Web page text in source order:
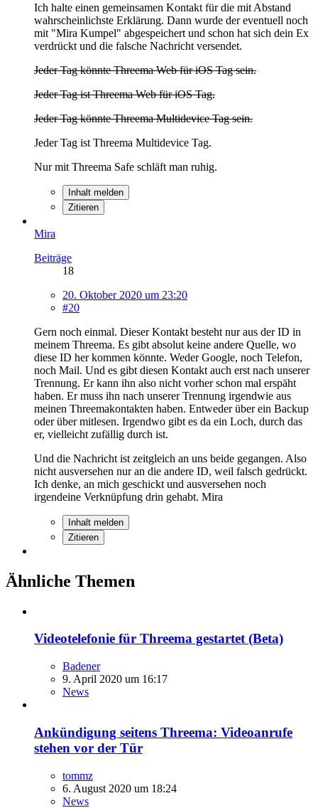
Ich halte einen gemeinsamen Kontakt für die mit Abstand
wahrscheinlichste Erklärung. Dann wurde der eventuell noch
mit "Mira Kumpel" abgespeichert und schon hat sich dein Ex
verdrückt und die falsche Nachricht versendet.
Jeder Tag könnte Threema Web für iOS Tag sein.
Jeder Tag ist Threema Web für iOS Tag.
Jeder Tag könnte Threema Multidevice Tag sein.
Jeder Tag ist Threema Multidevice Tag.
Nur mit Threema Safe schläft man ruhig.
Inhalt melden
Zitieren
Mira
Beiträge
18
20. Oktober 2020 um 23:20
#20
Gern noch einmal. Dieser Kontakt besteht nur aus der ID in
meinem Threema. Es gibt absolut keine andere Quelle, wo
diese ID her kommen könnte. Weder Google, noch Telefon,
noch Mail. Und es gibt diesen Kontakt auch erst nach unserer
Trennung. Er kann ihn also nicht vorher schon mal erspäht
haben. Er muss ihn nach unserer Trennung irgendwie aus
meinen Threemakontakten haben. Entweder über ein Backup
oder über mitlesen. Irgendwo gibt es da ein Loch, durch das
er, vielleicht zufällig durch ist.
Und die Nachricht ist zeitgleich an uns beide gegangen. Also
nicht ausversehen nur an die andere ID, weil falsch gedrückt.
Ich denke, an mich geschickt und ausversehen noch
irgendeine Verknüpfung drin gehabt. Mira
Inhalt melden
Zitieren
Ähnliche Themen
Videotelefonie für Threema gestartet (Beta)
Badener
9. April 2020 um 16:17
News
Ankündigung seitens Threema: Videoanrufe
stehen vor der Tür
tommz
6. August 2020 um 18:24
News